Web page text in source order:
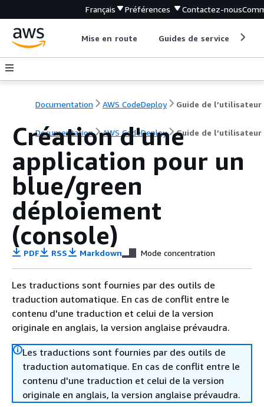
Français Préférences Contactez-nous
Mise en route Guides de service
Documentation AWS CodeDeploy Guide de l’utilisateur
Documentation AWS CodeDeploy Guide de l’utilisateur
Création d'une
application pour un
blue/green
déploiement
(console)
PDF RSS Markdown Mode concentration
Les traductions sont fournies par des outils de
traduction automatique. En cas de conflit entre le
contenu d'une traduction et celui de la version
originale en anglais, la version anglaise prévaudra.
Les traductions sont fournies par des outils de
traduction automatique. En cas de conflit entre le
contenu d'une traduction et celui de la version
originale en anglais, la version anglaise prévaudra.